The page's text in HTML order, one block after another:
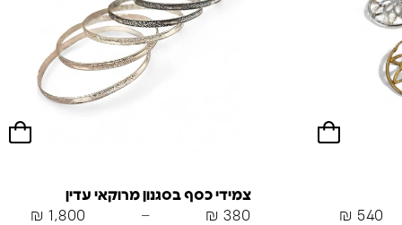
₪ 540
צמידי כסף בסגנון מרוקאי עדין
₪ 380
–
₪ 1,800